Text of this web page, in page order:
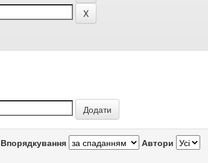
Впорядкування Автори